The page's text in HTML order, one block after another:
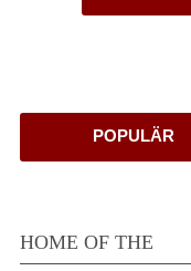
POPULÄR
HOME OF THE